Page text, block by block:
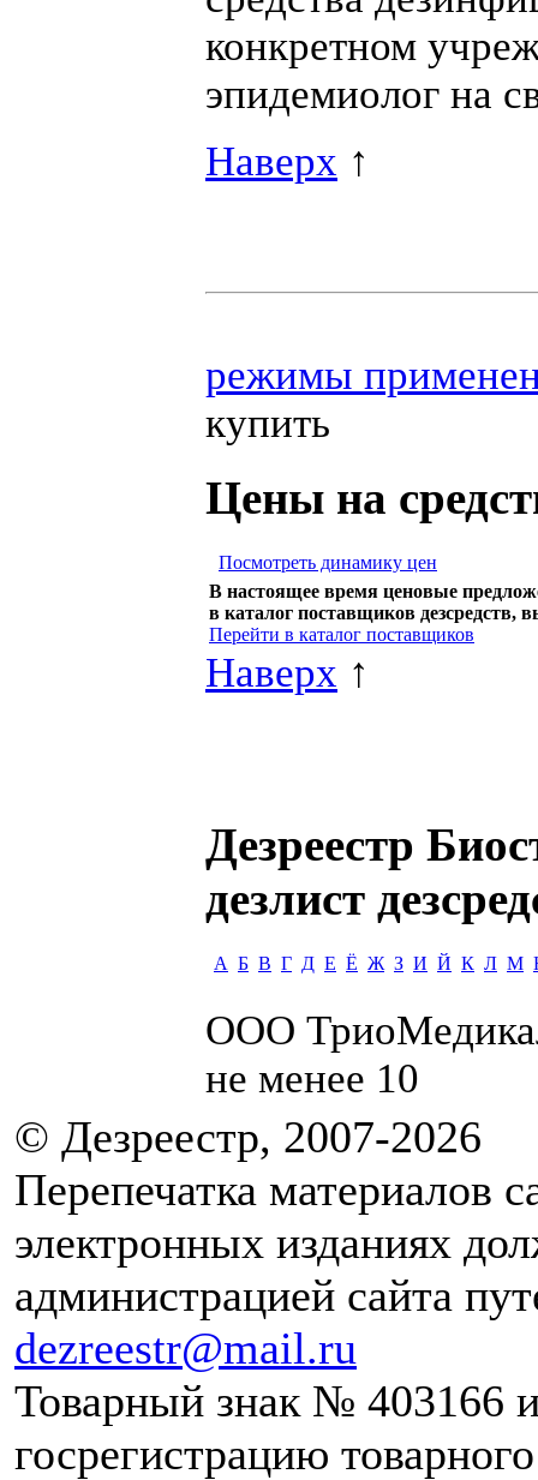
конкретном
эпидемиолог на
Наверх ↑
режимы
купить
Цены на
Посмотреть динамику цен
В настоящее время ценовые
в каталог поставщиков
Перейти в каталог поставщиков
Наверх ↑
Дезреестр
дезлист
А Б В Г Д Е Ё Ж З И Й К Л М
ООО
не менее 10
© Дезреестр, 2007-2026
Перепечатка материалов
электронных изданиях
администрацией сайта
dezreestr@mail.ru
Товарный знак № 403166
госрегистрацию